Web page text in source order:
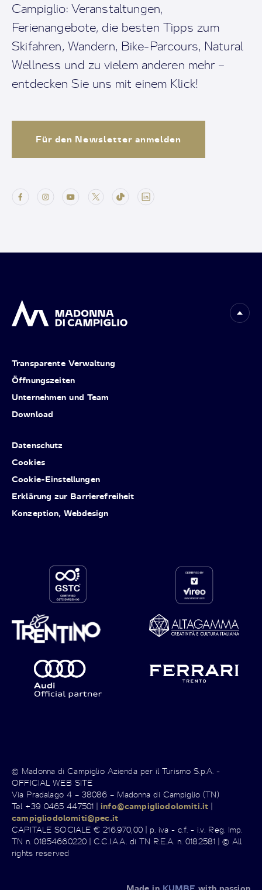
Campiglio: Veranstaltungen,
Ferienangebote, die besten Tipps zum
Skifahren, Wandern, Bike-Parcours, Natural
Wellness und zu vielem anderen mehr –
entdecken Sie uns mit einem Klick!
Für den Newsletter anmelden
Transparente Verwaltung
Öffnungszeiten
Unternehmen und Team
Download
Datenschutz
Cookies
Cookie-Einstellungen
Erklärung zur Barrierefreiheit
Konzeption, Webdesign
© Madonna di Campiglio Azienda per il Turismo S.p.A. -
OFFICIAL WEB SITE
Via Pradalago 4 – 38086 – Madonna di Campiglio (TN)
Tel +39 0465 447501 |info@campigliodolomiti.it |
campigliodolomiti@pec.it
CAPITALE SOCIALE € 216.970,00 | p. iva - c.f. - i.v. Reg. Imp.
TN n. 01854660220 | C.C.I.A.A. di TN R.E.A. n. 0182581 | © All
rights reserved
Made in KUMBE with passion